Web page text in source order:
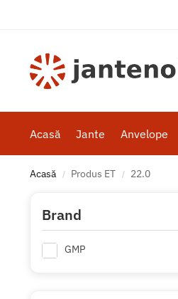
Acasă Jante Anvelope
Acasă / Produs ET / 22.0
Brand
GMP